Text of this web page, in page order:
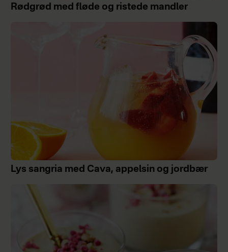
Rødgrød med fløde og ristede mandler
Lys sangria med Cava, appelsin og jordbær